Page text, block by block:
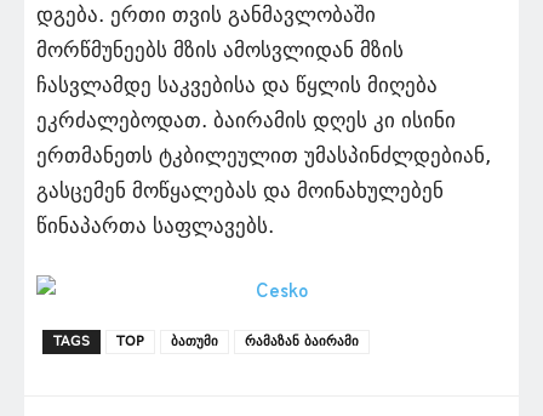
დგება. ერთი თვის განმავლობაში
მორწმუნეებს მზის ამოსვლიდან მზის
ჩასვლამდე საკვებისა და წყლის მიღება
ეკრძალებოდათ. ბაირამის დღეს კი ისინი
ერთმანეთს ტკბილეულით უმასპინძლდებიან,
გასცემენ მოწყალებას და მოინახულებენ
წინაპართა საფლავებს.
TAGS TOP ბათუმი რამაზან ბაირამი